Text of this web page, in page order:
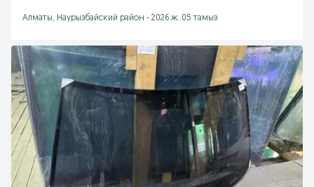
Алматы, Наурызбайский район - 2026 ж. 05 тамыз